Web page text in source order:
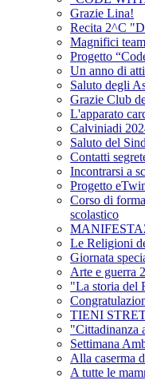
Grazie Lina!
Recita 2^C
Magnifici
Progetto
Un anno di
Saluto degli
Grazie Club
L'apparato
Calviniadi
Saluto del
Contatti
Incontrarsi a
Progetto
Corso di
scolastico
Le Religioni
Giornata
Arte e guerra
"La storia del
TIENI
"Cittadinanza
Settimana
Alla caserma
A tutte le